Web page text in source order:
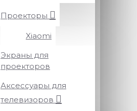
Проекторы
Xiaomi
Экраны для
проекторов
Аксессуары для
телевизоров